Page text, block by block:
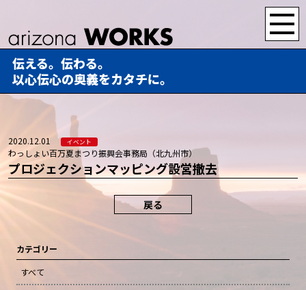
伝える。伝わる。
以心伝心の奥義をカタチに。
2020.12.01 イベント
わっしょい百万夏まつり振興会事務局（北九州市）
プロジェクションマッピング設営撤去
戻る
カテゴリー
すべて